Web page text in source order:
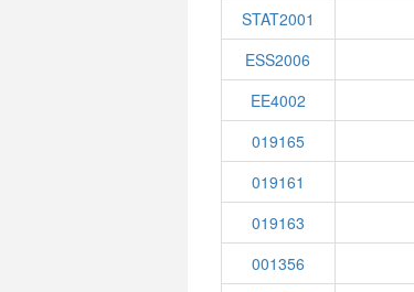
STAT2001
ESS2006
EE4002
019165
019161
019163
001356